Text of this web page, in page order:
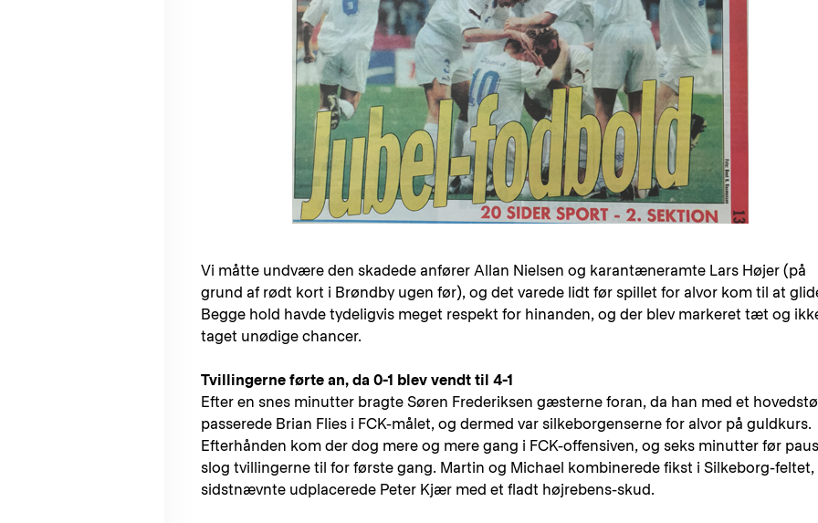
Vi måtte undvære den skadede anfører Allan Nielsen og karantæneramte Lars Højer (på
grund af rødt kort i Brøndby ugen før), og det varede lidt før spillet for alvor kom til at
Begge hold havde tydeligvis meget respekt for hinanden, og der blev markeret tæt og
taget unødige chancer.
Tvillingerne førte an, da 0-1 blev vendt til 4-1
Efter en snes minutter bragte Søren Frederiksen gæsterne foran, da han med et
passerede Brian Flies i FCK-målet, og dermed var silkeborgenserne for alvor på guldkurs.
Efterhånden kom der dog mere og mere gang i FCK-offensiven, og seks minutter før
slog tvillingerne til for første gang. Martin og Michael kombinerede fikst i Silkeborg-feltet,
sidstnævnte udplacerede Peter Kjær med et fladt højrebens-skud.